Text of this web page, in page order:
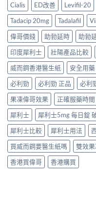
Cialis ED改善 Levifil-20
Tadacip 20mg
Tadalafil
偉哥價錢
助勃延時 助勃
印度犀利士
壯陽產品比較
威而鋼香港醫生紙
安全用藥
必利勁
必利勁 正品 必利
果凍偉哥效果
正確服藥時間
犀利士
犀利士5mg 每日錠
犀利士比較
犀利士用法
買威而鋼要醫生紙嗎
雙效
香港買偉哥
香港購買